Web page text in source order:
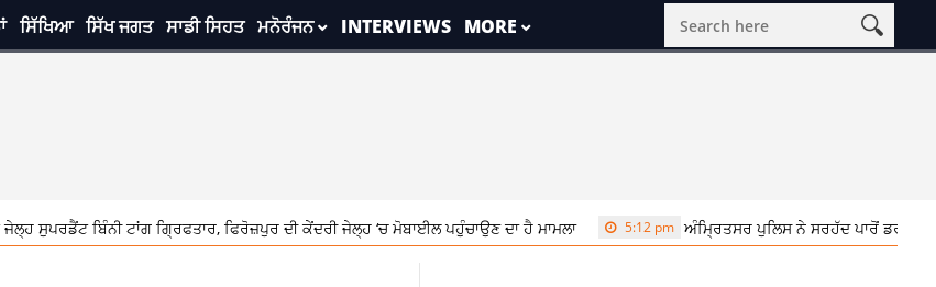
ਸਿੱਖਿਆ ਸਿੱਖ ਜਗਤ ਸਾਡੀ ਸਿਹਤ ਮਨੋਰੰਜਨ INTERVIEWS MORE
ਟਾਂਗ ਗ੍ਰਿਫਤਾਰ, ਫਿਰੋਜ਼ਪੁਰ ਦੀ ਕੇਂਦਰੀ ਜੇਲ੍ਹ ‘ਚ ਮੋਬਾਈਲ ਪਹੁੰਚਾਉਣ ਦਾ ਹੈ ਮਾਮਲਾ 5:12 pm ਅੰਮ੍ਰਿਤਸਰ ਪੁਲਿਸ ਨੇ ਸਰਹੱਦ ਪਾਰੋਂ ਡਰੱਗ ਤਸਕਰੀ ਦਾ